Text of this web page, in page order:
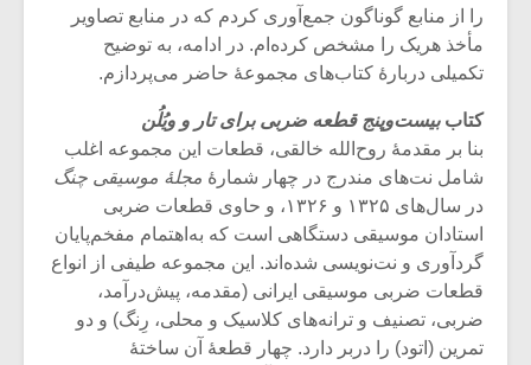
را از منابع گوناگون جمع‌آوری کردم که در منابع تصاویر
مأخذ هریک را مشخص کرده‌ام. در ادامه، به توضیح
تکمیلی دربارۀ کتاب‌های مجموعۀ حاضر می‌پردازم.
کتاببیست‌وپنج قطعه ضربی برای تار و ویُلُن
بنا بر مقدمۀ روح‌الله خالقی، قطعات این مجموعه اغلب
شامل نت‌های مندرج در چهار شمارۀ مجلۀ موسیقی چنگ
در سال‌های ۱۳۲۵ و ۱۳۲۶، و حاوی‌ قطعات ضربی
استادان موسیقی دستگاهی است که به‌اهتمام مفخم‌پایان
گردآوری و نت‌نویسی شده‌اند. این مجموعه طیفی از انواع
قطعات ضربی موسیقی ایرانی (مقدمه، پیش‌درآمد،
ضربی، تصنیف و ترانه‌های کلاسیک و محلی، رِنگ) و دو
تمرین (اتود) را دربر دارد. چهار قطعۀ آن ساختۀ
یادداشتی بر موسیقی
متن فیلم «متری
شیش و نیم»
اگر نمی توانی
مشهورترین باشی،
بدنام ترین باش
سکانسی
موسیقی